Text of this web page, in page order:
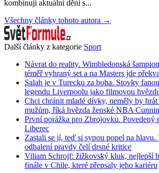
kombinují aktuální dění s...
Všechny články tohoto autora →
Další články z kategorie Sport
Návrat do reality. Wimbledonská
téměř vyhraný set a na Masters jde
Salah je v Turecku za boha. Stovky
legendu Liverpoolu jako filmovou
Chci chránit mladé dívky, neměly by
mužům, říká hvězda ženské NBA
První porážka pro Zbrojovku. Povedený
Liberec
Zastali se jí, teď si sypou popel na hlavu.
odhalení pravdy čelí drsné kritice
Viliam Schrojf: žižkovský kluk, nejlepší
finále v Chile, které přepsaly jeho kariéru